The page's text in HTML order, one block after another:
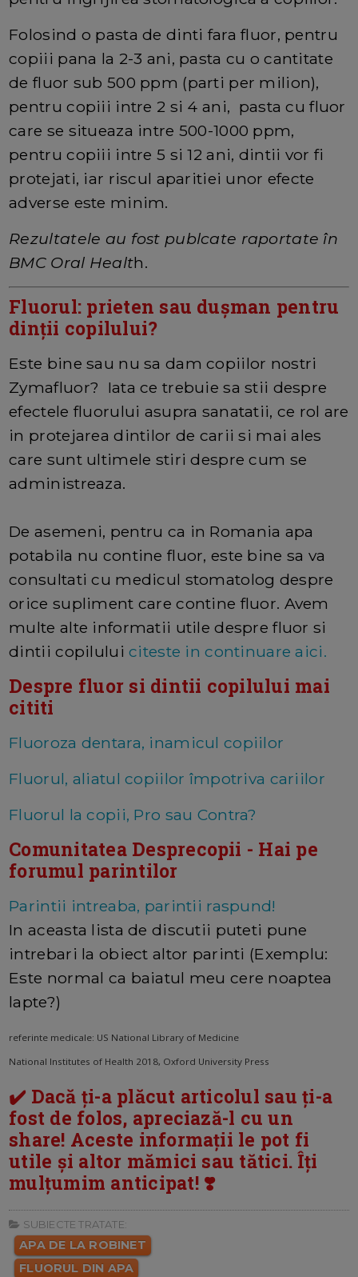
Folosind o pasta de dinti fara fluor, pentru
copiii pana la 2-3 ani, pasta cu o cantitate
de fluor sub 500 ppm (parti per milion),
pentru copiii intre 2 si 4 ani, pasta cu fluor
care se situeaza intre 500-1000 ppm,
pentru copiii intre 5 si 12 ani, dintii vor fi
protejati, iar riscul aparitiei unor efecte
adverse este minim.
Rezultatele au fost publcate raportate în
BMC Oral Health.
Fluorul: prieten sau dușman pentru
dinții copilului?
Este bine sau nu sa dam copiilor nostri
Zymafluor? Iata ce trebuie sa stii despre
efectele fluorului asupra sanatatii, ce rol are
in protejarea dintilor de carii si mai ales
care sunt ultimele stiri despre cum se
administreaza.
De asemeni, pentru ca in Romania apa
potabila nu contine fluor, este bine sa va
consultati cu medicul stomatolog despre
orice supliment care contine fluor. Avem
multe alte informatii utile despre fluor si
dintii copiluluiciteste in continuare aici.
Despre fluor si dintii copilului mai
cititi
Fluoroza dentara, inamicul copiilor
Fluorul, aliatul copiilor împotriva cariilor
Fluorul la copii, Pro sau Contra?
Comunitatea Desprecopii - Hai pe
forumul parintilor
Parintii intreaba, parintii raspund!
In aceasta lista de discutii puteti pune
intrebari la obiect altor parinti (Exemplu:
Este normal ca baiatul meu cere noaptea
lapte?)
referinte medicale: US National Library of Medicine
National Institutes of Health 2018, Oxford University Press
✔️ Dacă ți-a plăcut articolul sau ți-a
fost de folos, apreciază-l cu un
share! Aceste informații le pot fi
utile și altor mămici sau tătici. Îți
mulțumim anticipat! ❣️
SUBIECTE TRATATE:
APA DE LA ROBINET
FLUORUL DIN APA